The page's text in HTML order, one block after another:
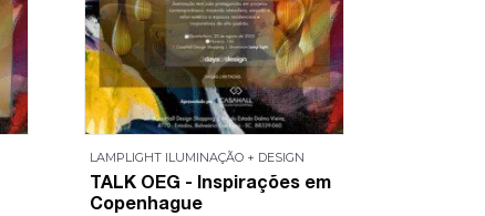
LAMPLIGHT ILUMINAÇÃO + DESIGN
TALK OEG - Inspirações em
Copenhague